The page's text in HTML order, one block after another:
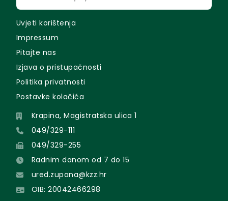
Uvjeti korištenja
Impressum
Pitajte nas
Izjava o pristupačnosti
Politika privatnosti
Postavke kolačića
Krapina, Magistratska ulica 1
049/329-111
049/329-255
Radnim danom od 7 do 15
ured.zupana@kzz.hr
OIB: 20042466298